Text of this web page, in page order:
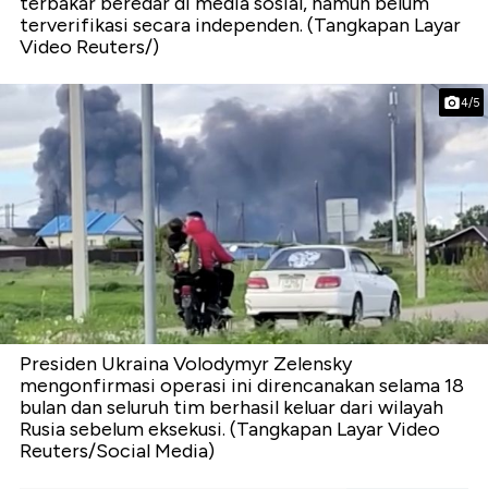
terverifikasi secara independen. (Tangkapan Layar
Video Reuters/)
4/5
Presiden Ukraina Volodymyr Zelensky
mengonfirmasi operasi ini direncanakan selama 18
bulan dan seluruh tim berhasil keluar dari wilayah
Rusia sebelum eksekusi. (Tangkapan Layar Video
Reuters/Social Media)